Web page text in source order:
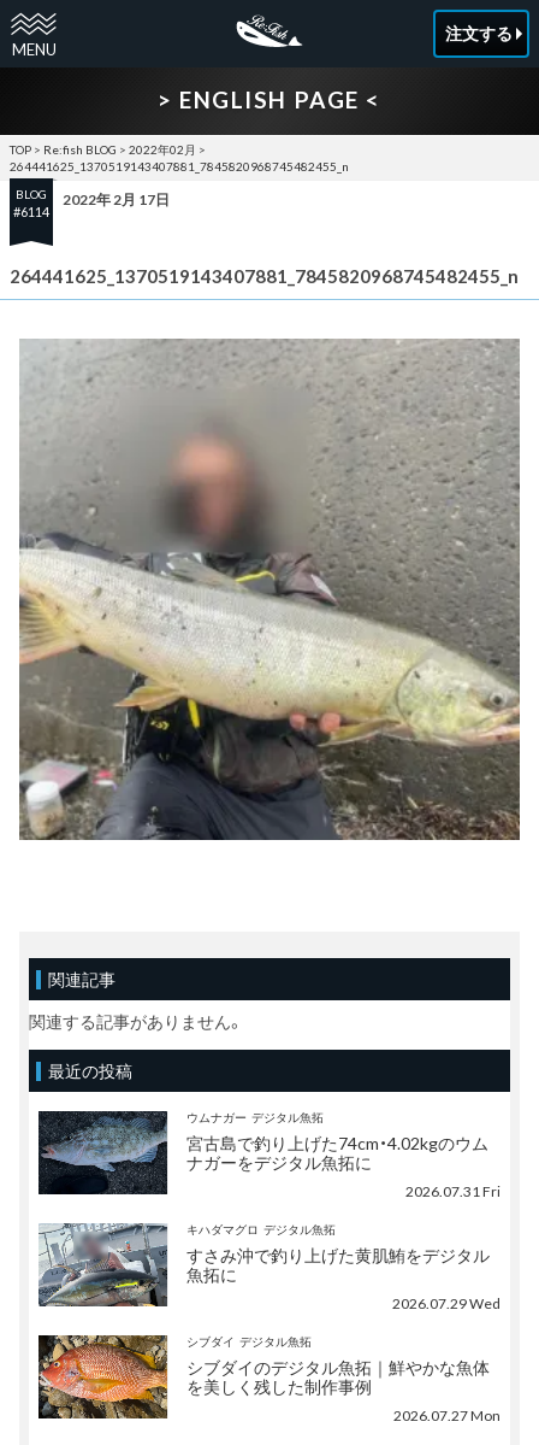
注文する
> ENGLISH PAGE <
TOP > Re:fish BLOG > 2022年02月 >
264441625_1370519143407881_7845820968745482455_n
BLOG
#6114
2022年 2月 17日
264441625_1370519143407881_7845820968745482455_n
関連記事
関連する記事がありません。
最近の投稿
ウムナガー デジタル魚拓
宮古島で釣り上げた74cm・4.02kgのウム
ナガーをデジタル魚拓に
2026.07.31 Fri
キハダマグロ デジタル魚拓
すさみ沖で釣り上げた黄肌鮪をデジタル
魚拓に
2026.07.29 Wed
シブダイ デジタル魚拓
シブダイのデジタル魚拓｜鮮やかな魚体
を美しく残した制作事例
2026.07.27 Mon